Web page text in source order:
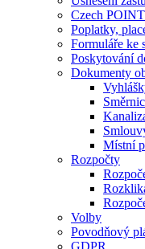
Czech POINT
Poplatky,
Formuláře ke
Poskytování
Dokumenty
Místní
Rozpočty
Volby
Povodňový
GDPR